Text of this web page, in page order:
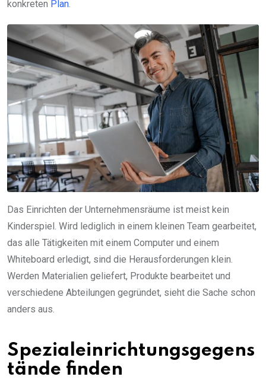
konkreten Plan.
Das Einrichten der Unternehmensräume ist meist kein
Kinderspiel. Wird lediglich in einem kleinen Team gearbeitet,
das alle Tätigkeiten mit einem Computer und einem
Whiteboard erledigt, sind die Herausforderungen klein.
Werden Materialien geliefert, Produkte bearbeitet und
verschiedene Abteilungen gegründet, sieht die Sache schon
anders aus.
Spezialeinrichtungsgegens
tände finden